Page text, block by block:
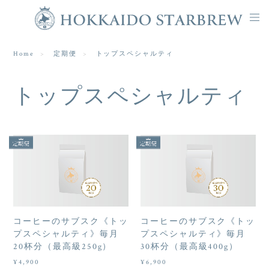
Home 定期便 トップスペシャルティ
トップスペシャルティ
コーヒーのサブスク《トッ
プスペシャルティ》毎月
20杯分（最高級250g）
¥4,900
コーヒーのサブスク《トッ
プスペシャルティ》毎月
30杯分（最高級400g）
¥6,900